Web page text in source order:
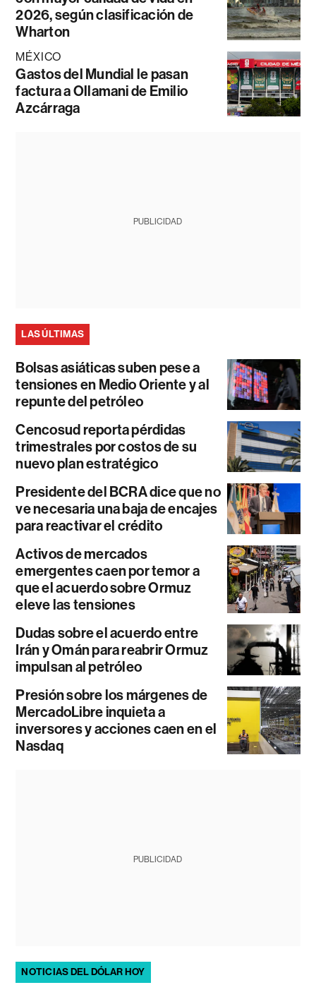
2026, según clasificación de
Wharton
MÉXICO
Gastos del Mundial le pasan
factura a Ollamani de Emilio
Azcárraga
PUBLICIDAD
LAS ÚLTIMAS
Bolsas asiáticas suben pese a
tensiones en Medio Oriente y al
repunte del petróleo
Cencosud reporta pérdidas
trimestrales por costos de su
nuevo plan estratégico
Presidente del BCRA dice que no
ve necesaria una baja de encajes
para reactivar el crédito
Activos de mercados
emergentes caen por temor a
que el acuerdo sobre Ormuz
eleve las tensiones
Dudas sobre el acuerdo entre
Irán y Omán para reabrir Ormuz
impulsan al petróleo
Presión sobre los márgenes de
MercadoLibre inquieta a
inversores y acciones caen en el
Nasdaq
PUBLICIDAD
NOTICIAS DEL DÓLAR HOY